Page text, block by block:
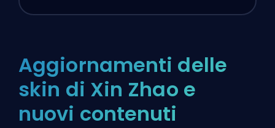
Aggiornamenti delle
skin di Xin Zhao e
nuovi contenuti